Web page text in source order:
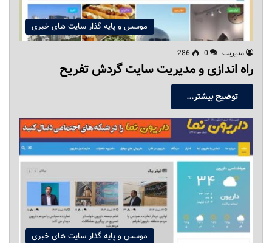
موسس و پایه گذار سایت های خبری
مدیریت 0
286
راه اندازی و مدیریت سایت گردش تفریح
توضیح بیشتر...
موسس و پایه گذار سایت های خبری